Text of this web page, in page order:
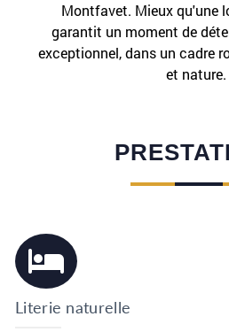
Montfavet. Mieux qu'une
garantit un moment de
exceptionnel, dans un cadre
et nature.
Literie naturelle